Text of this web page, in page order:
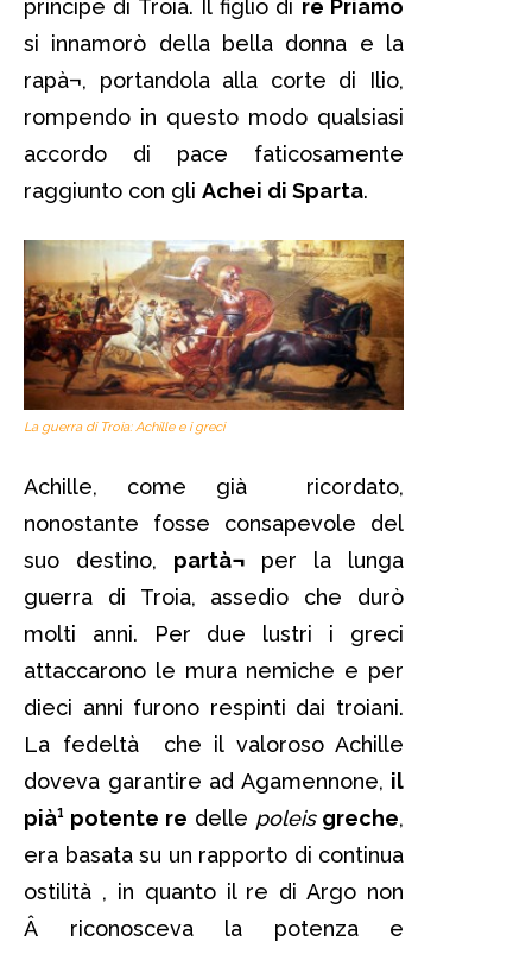
principe di Troia. Il figlio di re Priamo
si innamorò della bella donna e la
rapà¬, portandola alla corte di Ilio,
rompendo in questo modo qualsiasi
accordo di pace faticosamente
raggiunto con gli Achei di Sparta.
La guerra di Troia: Achille e i greci
Achille, come già ricordato,
nonostante fosse consapevole del
suo destino, partà¬ per la lunga
guerra di Troia, assedio che durò
molti anni. Per due lustri i greci
attaccarono le mura nemiche e per
dieci anni furono respinti dai troiani.
La fedeltà che il valoroso Achille
doveva garantire ad Agamennone, il
pià¹ potente re delle poleisgreche,
era basata su un rapporto di continua
ostilità , in quanto il re di Argo non
Â riconosceva la potenza e